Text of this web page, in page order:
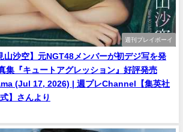
週刊プレイボーイ
山沙空】元NGT48メンバーが初デジ写を発
『キュートアグレッション』好評発売
(Jul 17, 2026) | 週プレChannel【集英社
】さんより